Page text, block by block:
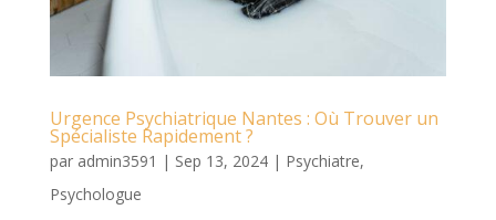
Urgence Psychiatrique Nantes : Où Trouver un
Spécialiste Rapidement ?
par admin3591 | Sep 13, 2024| Psychiatre,
Psychologue